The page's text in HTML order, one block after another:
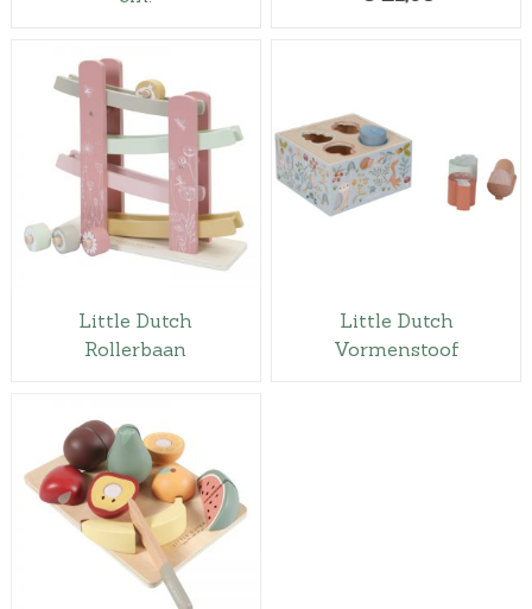
Little Dutch
Rollerbaan
Little Dutch
Vormenstoof